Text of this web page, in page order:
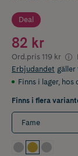
Deal
82 kr
Ord.pris 119 kr
Erbjudandet
Finns i lager, hos
Finns i flera
Fame